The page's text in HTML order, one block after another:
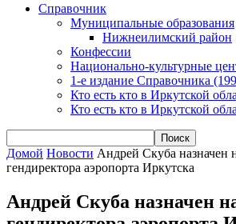
Справочник
Муниципальные образования
Нижнеилимский район
Конфессии
Национально-культурные
1-е издание Справочника
Кто есть кто в Иркутской
Кто есть кто в Иркутской
Домой Новости Андрей Скуба назначен
гендиректора аэропорта Иркутска
Андрей Скуба назначен